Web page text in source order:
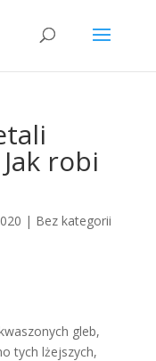
robi
| Bez kategorii
gleb,
tych lżejszych,